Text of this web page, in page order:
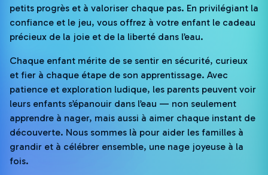
petits progrès et à valoriser chaque pas. En privilégiant la
confiance et le jeu, vous offrez à votre enfant le cadeau
précieux de la joie et de la liberté dans l’eau.
Chaque enfant mérite de se sentir en sécurité, curieux
et fier à chaque étape de son apprentissage. Avec
patience et exploration ludique, les parents peuvent voir
leurs enfants s’épanouir dans l’eau — non seulement
apprendre à nager, mais aussi à aimer chaque instant de
découverte. Nous sommes là pour aider les familles à
grandir et à célébrer ensemble, une nage joyeuse à la
fois.